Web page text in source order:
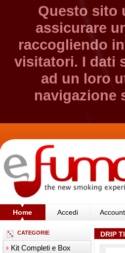
Questo sito
assicurare
raccogliendo
visitatori. I dati
ad un loro
navigazione
Home Accedi Account
CATEGORIE
Kit Completi e Box
DRIP